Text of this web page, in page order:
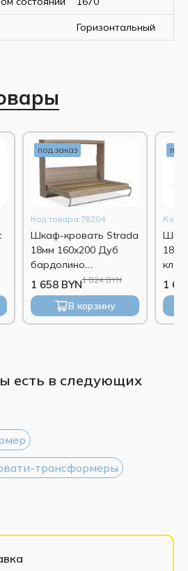
Горизонтальный
под заказ
Код товара:79204
Шкаф-кровать Strada
18мм 160x200 Дуб
бардолино
натуральный1 824 BYN
1 658 BYN
В корзину
под
Код
1
есть в следующих
трансформеры